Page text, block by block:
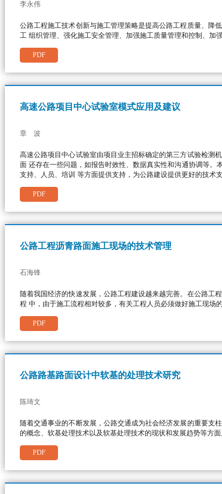
李永伟
公路工程施工技术创新与施工管理策略是提高公路工程质量、降
工 组织管理、强化施工安全管理、加强施工质量管理和控制、加
PDF
高速公路项目中心试验室模式应用及建议
章 波
高速公路项目中心试验室由项目业主招标确定的第三方试验检测
面 还存在一些问题，如报告时效性、数据真实性和沟通协调等
支持、人员、培训 等方面提供支持，为公路建设提供更好的技术
PDF
公路工程沥青路面施工现场的技术管理
石海锋
随着我国经济的快速发展，公路工程建设越来越完善。在公路工
程 中，由于施工流程相对较多，有关工程人员必须做好施工现场
PDF
公路路基路面设计中软基的处理技术研究
陈琦文
随着交通事业的不断发展，公路交通成为社会经济发展的重要支
的概念、软基处理技术以及软基处理技术的现状和发展趋势等方
PDF